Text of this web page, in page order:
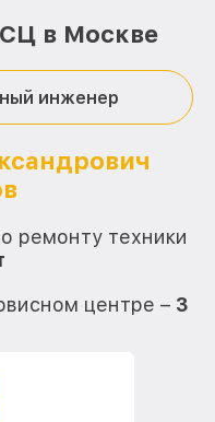
в Москве
инженер
ремонту техники
центре – 3